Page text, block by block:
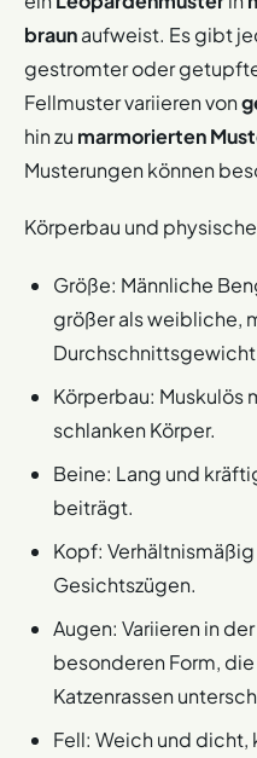
braunaufweist. Es gibt
gestromter oder
Fellmuster variieren von
hin zu marmorierten
Musterungen können
Körperbau und
Größe: Männliche
größer als weibliche,
Durchschnittsgewicht
Körperbau: Muskulös
schlanken Körper.
Beine: Lang und
beiträgt.
Kopf:
Gesichtszügen.
Augen: Variieren in
besonderen Form,
Katzenrassen
Fell: Weich und